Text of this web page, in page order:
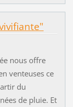
nous offre
venteuses ce
du
de pluie. Et